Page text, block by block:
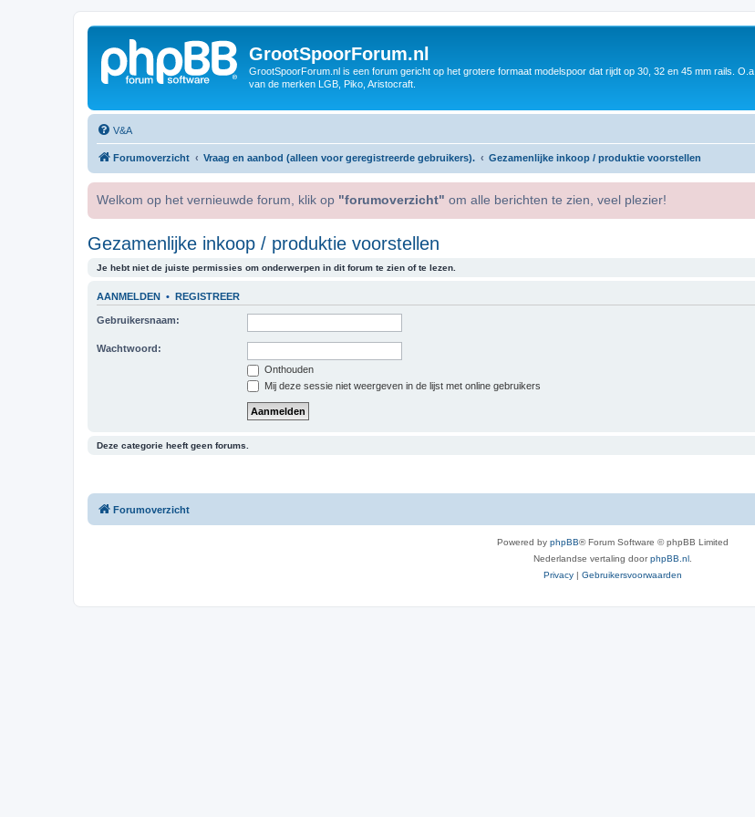
GrootSpoorForum.nl
GrootSpoorForum.nl is een forum gericht op het grotere formaat modelspoor dat rijdt op 30, 32 en 45 mm rails. O.a
van de merken LGB, Piko, Aristocraft.
V&A
Forumoverzicht Vraag en aanbod (alleen voor geregistreerde gebruikers). Gezamenlijke inkoop / produktie voorstellen
Welkom op het vernieuwde forum, klik op "forumoverzicht" om alle berichten te zien, veel plezier!
Gezamenlijke inkoop / produktie voorstellen
Je hebt niet de juiste permissies om onderwerpen in dit forum te zien of te lezen.
AANMELDEN • REGISTREER
Gebruikersnaam:
Wachtwoord:
Onthouden
Mij deze sessie niet weergeven in de lijst met online gebruikers
Deze categorie heeft geen forums.
Forumoverzicht
Powered by phpBB® Forum Software © phpBB Limited
Nederlandse vertaling doorphpBB.nl.
Privacy | Gebruikersvoorwaarden